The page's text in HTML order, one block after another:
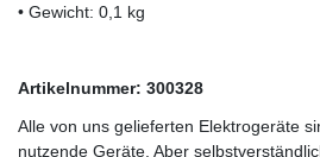
• Gewicht: 0,1 kg
Artikelnummer: 300328
Alle von uns gelieferten Elektrogeräte
nutzende Geräte. Aber